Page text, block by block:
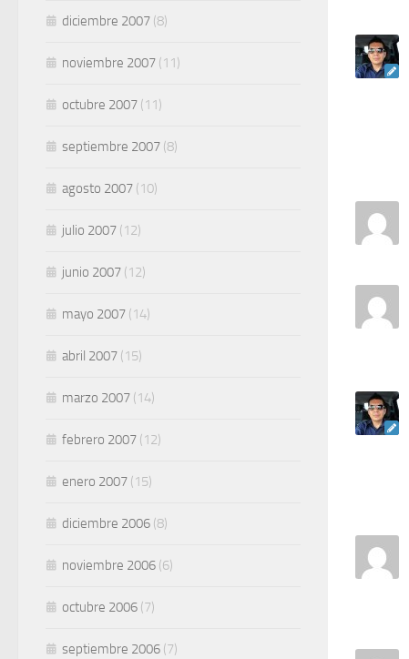
diciembre 2007 (8)
noviembre 2007 (11)
octubre 2007 (11)
septiembre 2007 (8)
agosto 2007 (10)
julio 2007 (12)
junio 2007 (12)
mayo 2007 (14)
abril 2007 (15)
marzo 2007 (14)
febrero 2007 (12)
enero 2007 (15)
diciembre 2006 (8)
noviembre 2006 (6)
octubre 2006 (7)
septiembre 2006 (7)